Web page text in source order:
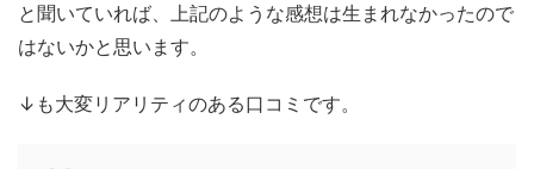
と聞いていれば、上記のような感想は生まれなかったので
はないかと思います。
↓も大変リアリティのある口コミです。